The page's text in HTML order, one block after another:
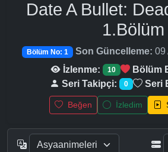
Date A Bullet:
1.Bölüm
Bölüm No: 1 Son Güncelleme: 09
İzlenme:
10 Bölüm
Seri Takipçi: 0 Seri
Beğen İzledim